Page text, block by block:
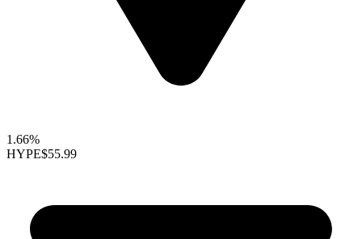
1.66%
HYPE$55.99